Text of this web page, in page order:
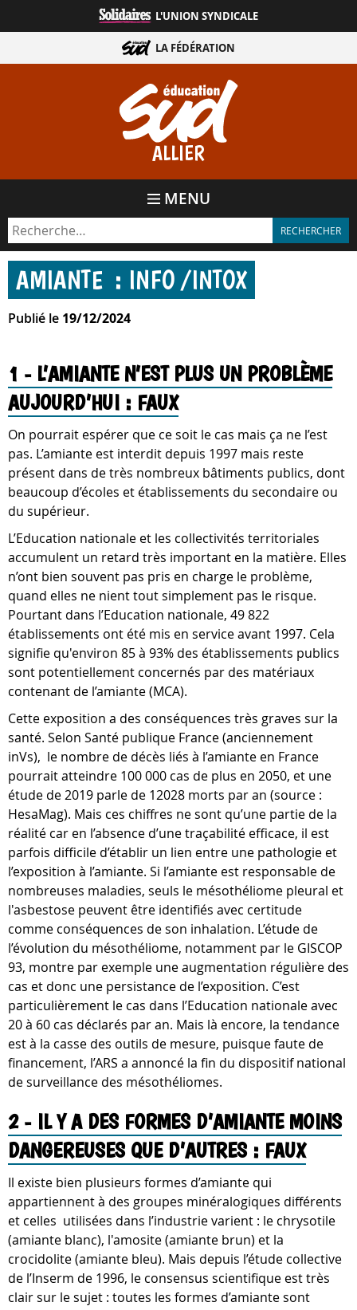
directement
contenu
ALLIER
L'UNION SYNDICALE
LA FÉDÉRATION
MENU
AMIANTE : INFO /​INTOX
Publié le 19/12/2024
1 - L’AMIANTE N’EST PLUS UN PROBLÈME
AUJOURD’HUI : FAUX
On pourrait espérer que ce soit le cas mais ça ne l’est
pas. L’amiante est interdit depuis 1997 mais reste
présent dans de très nombreux bâtiments publics, dont
beaucoup d’écoles et établissements du secondaire ou
du supérieur.
L’Education nationale et les collectivités territoriales
accumulent un retard très important en la matière. Elles
n’ont bien souvent pas pris en charge le problème,
quand elles ne nient tout simplement pas le risque.
Pourtant dans l’Education nationale, 49 822
établissements ont été mis en service avant 1997. Cela
signifie qu'environ 85 à 93% des établissements publics
sont potentiellement concernés par des matériaux
contenant de l’amiante (MCA).
Cette exposition a des conséquences très graves sur la
santé. Selon Santé publique France (anciennement
inVs), le nombre de décès liés à l’amiante en France
pourrait atteindre 100 000 cas de plus en 2050, et une
étude de 2019 parle de 12028 morts par an (source :
HesaMag). Mais ces chiffres ne sont qu’une partie de la
réalité car en l’absence d’une traçabilité efficace, il est
parfois difficile d’établir un lien entre une pathologie et
l’exposition à l’amiante. Si l’amiante est responsable de
nombreuses maladies, seuls le mésothéliome pleural et
l'asbestose peuvent être identifiés avec certitude
comme conséquences de son inhalation. L’étude de
l’évolution du mésothéliome, notamment par le GISCOP
93, montre par exemple une augmentation régulière des
cas et donc une persistance de l’exposition. C’est
particulièrement le cas dans l’Education nationale avec
20 à 60 cas déclarés par an. Mais là encore, la tendance
est à la casse des outils de mesure, puisque faute de
financement, l’ARS a annoncé la fin du dispositif national
de surveillance des mésothéliomes.
2 - IL Y A DES FORMES D’AMIANTE MOINS
DANGEREUSES QUE D’AUTRES : FAUX
Il existe bien plusieurs formes d’amiante qui
appartiennent à des groupes minéralogiques différents
et celles utilisées dans l’industrie varient : le chrysotile
(amiante blanc), l'amosite (amiante brun) et la
crocidolite (amiante bleu). Mais depuis l’étude collective
de l’Inserm de 1996, le consensus scientifique est très
clair sur le sujet : toutes les formes d’amiante sont